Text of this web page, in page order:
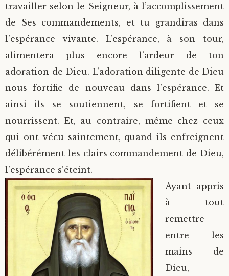
travailler selon le Seigneur, à l’accomplissement
de Ses commandements, et tu grandiras dans
l’espérance vivante. L’espérance, à son tour,
alimentera plus encore l’ardeur de ton
adoration de Dieu. L’adoration diligente de Dieu
nous fortifie de nouveau dans l’espérance. Et
ainsi ils se soutiennent, se fortifient et se
nourrissent. Et, au contraire, même chez ceux
qui ont vécu saintement, quand ils enfreignent
délibérément les clairs commandement de Dieu,
l’espérance s’éteint.
Ayant appris
à tout
remettre
entre les
mains de
Dieu,